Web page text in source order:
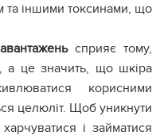
та іншими токсинами, що
сприяє тому,
а це значить, що шкіра
корисними
целюліт. Щоб уникнути
і займатися